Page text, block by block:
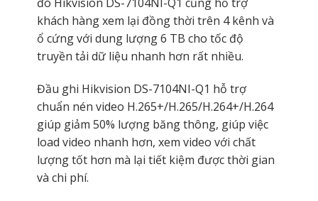
khách hàng xem lại đồng thời trên 4 kênh và
ổ cứng với dung lượng 6 TB cho tốc độ
truyền tải dữ liệu nhanh hơn rất nhiều.
Đầu ghi Hikvision DS-7104NI-Q1 hỗ trợ
chuẩn nén video H.265+/H.265/H.264+/H.264
giúp giảm 50% lượng băng thông, giúp việc
load video nhanh hơn, xem video với chất
lượng tốt hơn mà lại tiết kiệm được thời gian
và chi phí.